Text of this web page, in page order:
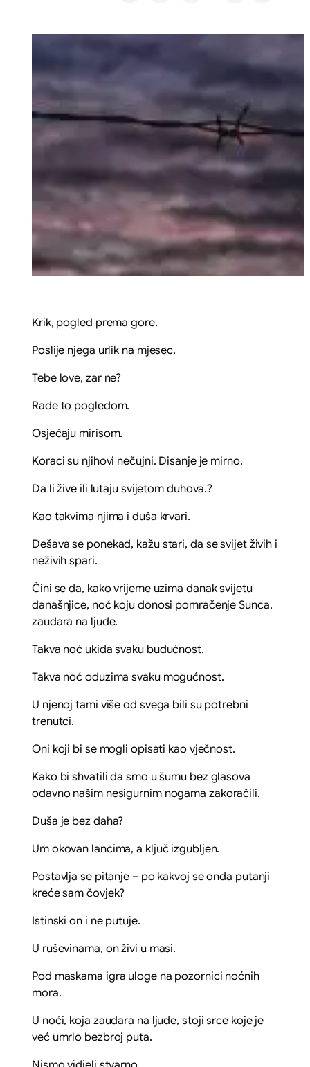
Krik, pogled prema gore.
Poslije njega urlik na mjesec.
Tebe love, zar ne?
Rade to pogledom.
Osjećaju mirisom.
Koraci su njihovi nečujni. Disanje je mirno.
Da li žive ili lutaju svijetom duhova.?
Kao takvima njima i duša krvari.
Dešava se ponekad, kažu stari, da se svijet živih i
neživih spari.
Čini se da, kako vrijeme uzima danak svijetu
današnjice, noć koju donosi pomračenje Sunca,
zaudara na ljude.
Takva noć ukida svaku budućnost.
Takva noć oduzima svaku mogućnost.
U njenoj tami više od svega bili su potrebni
trenutci.
Oni koji bi se mogli opisati kao vječnost.
Kako bi shvatili da smo u šumu bez glasova
odavno našim nesigurnim nogama zakoračili.
Duša je bez daha?
Um okovan lancima, a ključ izgubljen.
Postavlja se pitanje – po kakvoj se onda putanji
kreće sam čovjek?
Istinski on i ne putuje.
U ruševinama, on živi u masi.
Pod maskama igra uloge na pozornici noćnih
mora.
U noći, koja zaudara na ljude, stoji srce koje je
već umrlo bezbroj puta.